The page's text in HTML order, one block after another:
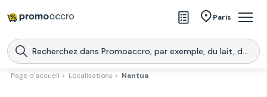
Paris
Magasins
Produits
Page d'accueil > Localisations > Nantua